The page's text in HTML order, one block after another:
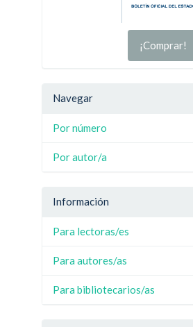
¡Comprar!
Navegar
Por número
Por autor/a
Información
Para lectoras/es
Para autores/as
Para bibliotecarios/as